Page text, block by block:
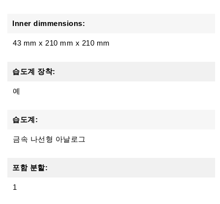
Inner dimmensions:
43 mm x 210 mm x 210 mm
습도계 장착:
예
습도계:
금속 나선형 아날로그
포함 분할:
1